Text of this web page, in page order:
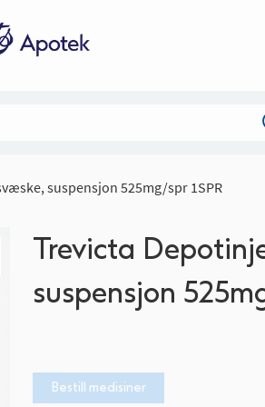
suspensjon 525mg/spr 1SPR
Trevicta
suspensjon
Bestill medisiner